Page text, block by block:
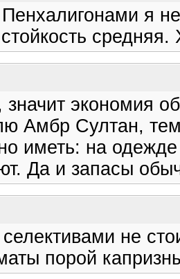
я
экономия
Амбр Султан,
иметь: на
Да и запасы
не
порой